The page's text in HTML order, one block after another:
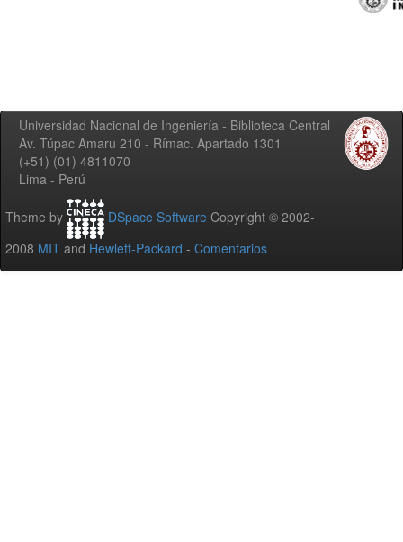
Universidad Nacional de Ingeniería - Biblioteca Central
Av. Túpac Amaru 210 - Rímac. Apartado 1301
(+51) (01) 4811070
Lima - Perú
Theme by DSpace Software Copyright © 2002-
2008 MIT and Hewlett-Packard - Comentarios